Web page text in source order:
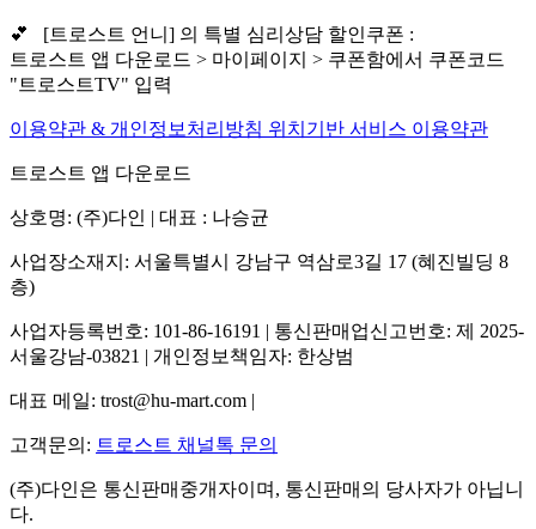
💕 [트로스트 언니] 의 특별 심리상담 할인쿠폰 :
트로스트 앱 다운로드 > 마이페이지 > 쿠폰함에서 쿠폰코드
"트로스트TV" 입력
이용약관 & 개인정보처리방침 위치기반 서비스 이용약관
트로스트 앱 다운로드
상호명: (주)다인 | 대표 : 나승균
사업장소재지: 서울특별시 강남구 역삼로3길 17 (혜진빌딩 8
층)
사업자등록번호: 101-86-16191 | 통신판매업신고번호: 제 2025-
서울강남-03821 | 개인정보책임자: 한상범
대표 메일: trost@hu-mart.com |
고객문의: 트로스트 채널톡 문의
(주)다인은 통신판매중개자이며, 통신판매의 당사자가 아닙니
다.